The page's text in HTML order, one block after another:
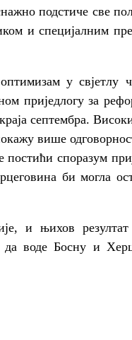
подстиче све
и специјалним
у свјетлу
приједлогу за
септембра.
више
споразум
би могла
и њихов
воде Босну и